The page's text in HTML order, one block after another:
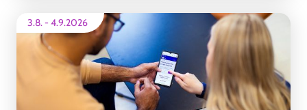
3.8.-4.9.2026